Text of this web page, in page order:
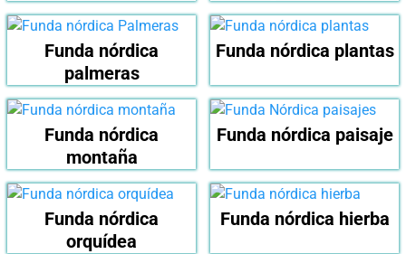
Funda nórdica
palmeras
Funda nórdica plantas
Funda nórdica
montaña
Funda nórdica paisaje
Funda nórdica
orquídea
Funda nórdica hierba